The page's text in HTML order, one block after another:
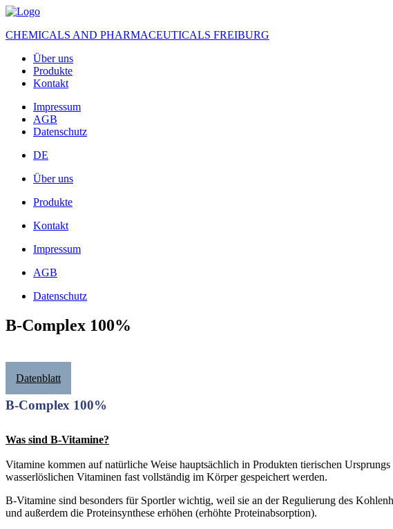
CHEMICALS AND PHARMACEUTICALS FREIBURG
Über uns
Produkte
Kontakt
Impressum
AGB
Datenschutz
DE
Über uns
Produkte
Kontakt
Impressum
AGB
Datenschutz
B-Complex 100%
Datenblatt
B-Complex 100%
Was sind B-Vitamine?
Vitamine kommen auf natürliche Weise hauptsächlich in Produkten tierischen
wasserlöslichen Vitaminen fast vollständig im Körper gespeichert werden.
B-Vitamine sind besonders für Sportler wichtig, weil sie an der Regulierung des
und außerdem die Proteinsynthese erhöhen (erhöhte Proteinabsorption).